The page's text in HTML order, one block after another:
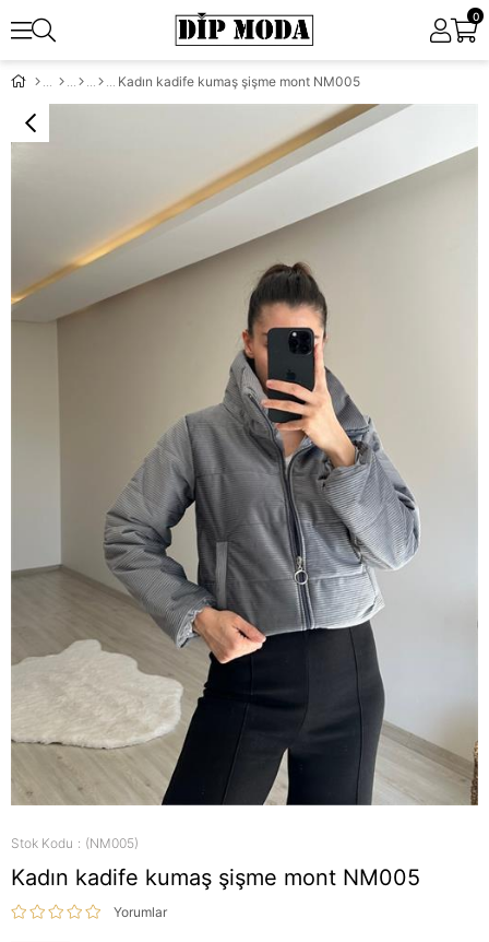
0
Kadın kadife kumaş şişme mont NM005
Stok Kodu (NM005)
Kadın kadife kumaş şişme mont NM005
Yorumlar